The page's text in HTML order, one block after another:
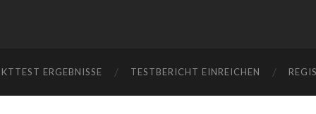
ERGEBNISSE TESTBERICHT EINREICHEN